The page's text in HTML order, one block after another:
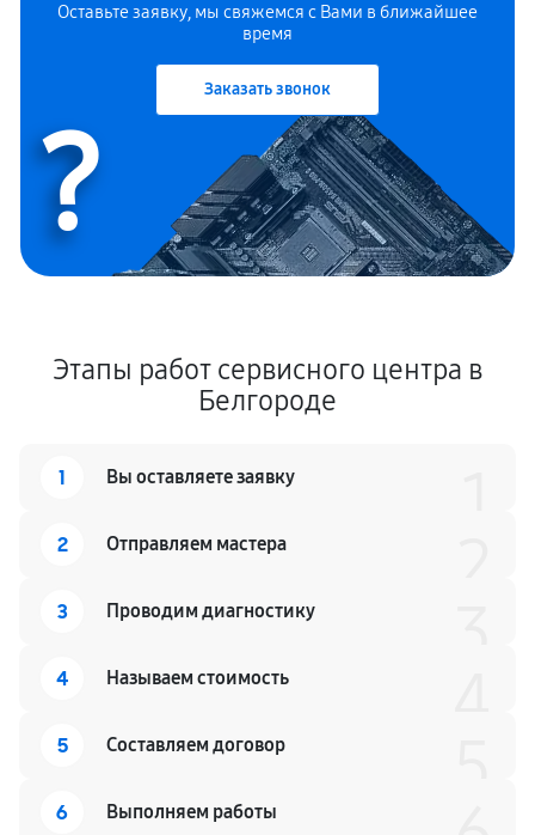
Оставьте заявку, мы свяжемся с Вами в ближайшее
время
Заказать звонок
?
Этапы работ сервисного центра в
Белгороде
1 Вы оставляете заявку
2 Отправляем мастера
3 Проводим диагностику
4 Называем стоимость
5 Составляем договор
6 Выполняем работы